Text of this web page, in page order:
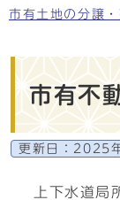
市有土地の分譲
市有不
更新日： 2025
上下水道